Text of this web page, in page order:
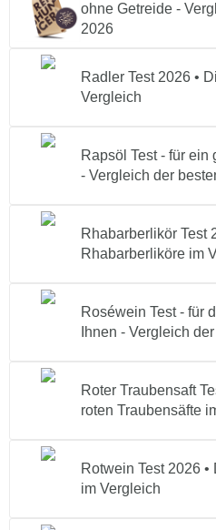
ohne Getreide -
2026
Radler Test 2026 •
Vergleich
Rapsöl Test - für
- Vergleich der
Rhabarberlikör Test
Rhabarberliköre im
Roséwein Test - für
Ihnen - Vergleich
Roter Traubensaft
roten Traubensäfte
Rotwein Test 2026
im Vergleich